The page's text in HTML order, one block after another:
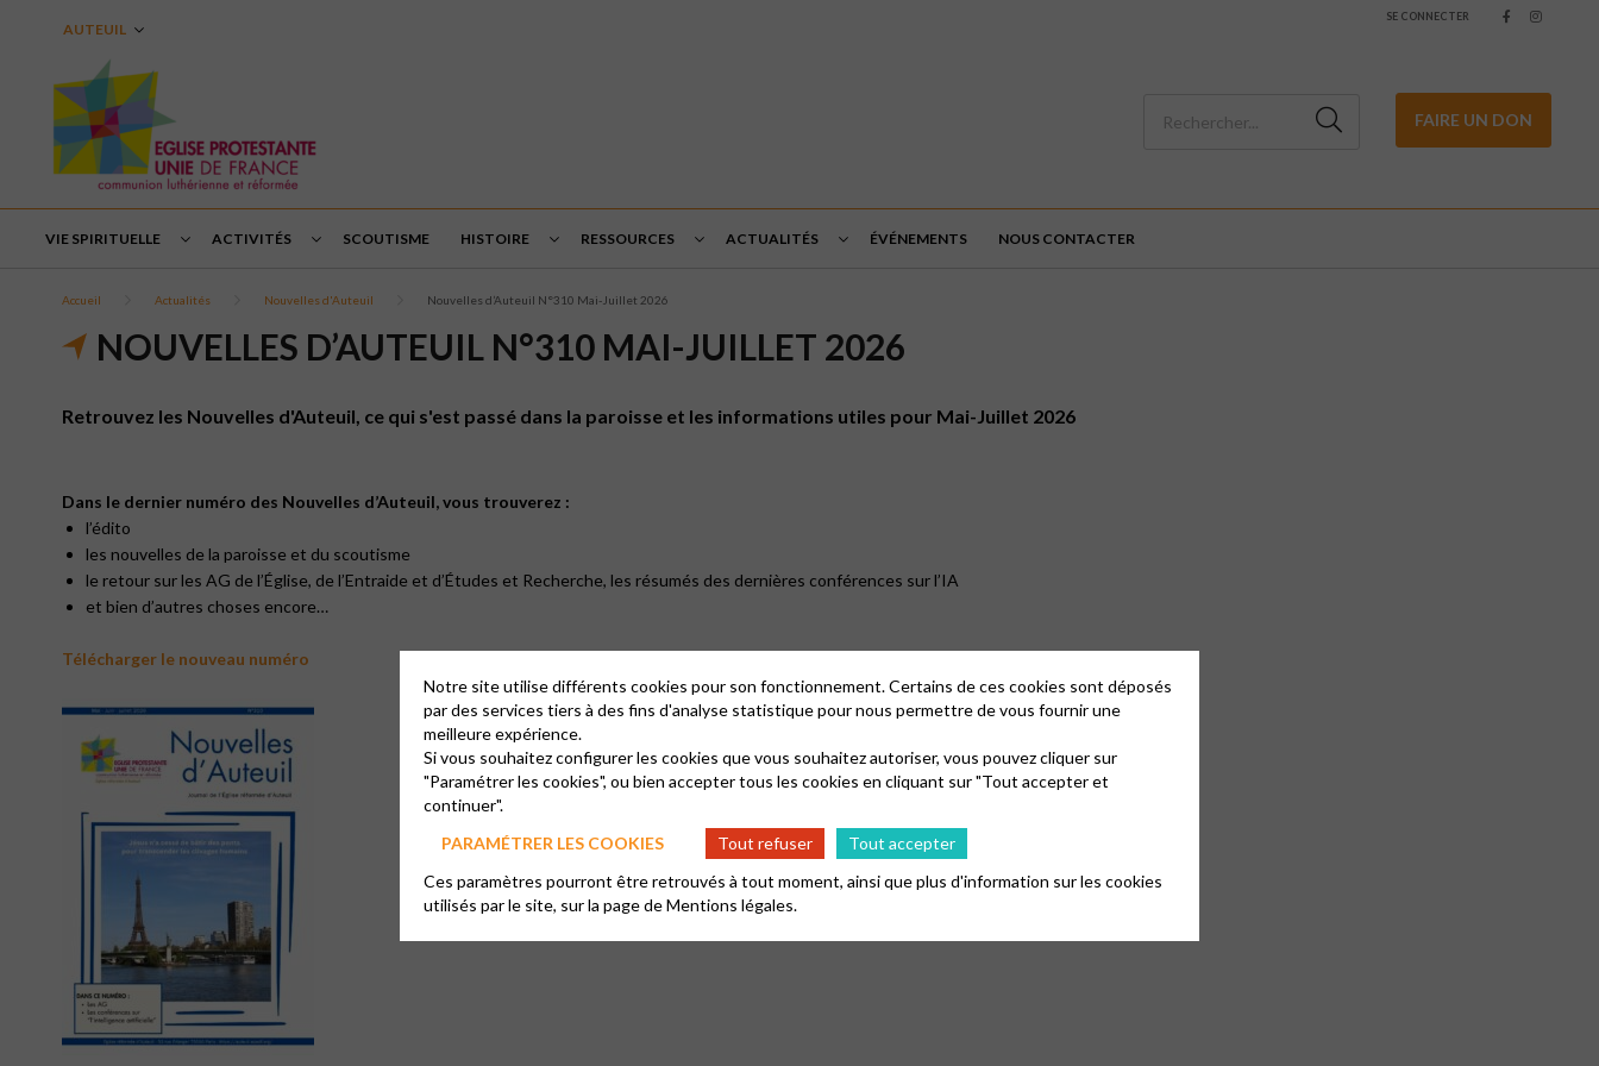
AUTEUIL
SE CONNECTER
FAIRE UN DON
VIE SPIRITUELLE ACTIVITÉS SCOUTISME HISTOIRE RESSOURCES ACTUALITÉS ÉVÉNEMENTS NOUS CONTACTER
Accueil Actualités Nouvelles d'Auteuil Nouvelles d’Auteuil N°310 Mai-Juillet 2026
NOUVELLES D’AUTEUIL N°310 MAI-JUILLET 2026
Retrouvez les Nouvelles d'Auteuil, ce qui s'est passé dans la paroisse et les informations utiles pour Mai-Juillet 2026
Dans le dernier numéro des Nouvelles d’Auteuil, vous trouverez :
l’édito
les nouvelles de la paroisse et du scoutisme
le retour sur les AG de l’Église, de l’Entraide et d’Études et Recherche, les résumés des dernières conférences sur l’IA
et bien d’autres choses encore…
Télécharger le nouveau numéro
Notre site utilise différents cookies pour son fonctionnement. Certains de ces cookies sont déposés
par des services tiers à des fins d'analyse statistique pour nous permettre de vous fournir une
meilleure expérience.
Si vous souhaitez configurer les cookies que vous souhaitez autoriser, vous pouvez cliquer sur
"Paramétrer les cookies", ou bien accepter tous les cookies en cliquant sur "Tout accepter et
continuer".
PARAMÉTRER LES COOKIES
Tout refuser
Tout accepter
Ces paramètres pourront être retrouvés à tout moment, ainsi que plus d'information sur les cookies
utilisés par le site, sur la page deMentions légales.